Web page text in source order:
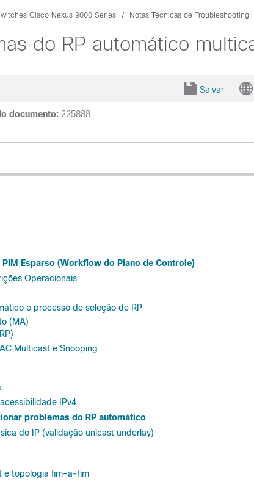
Cisco Nexus 9000 Series Notas Técnicas de Troubleshooting
do RP automático
Salvar
documento: 225888
Esparso (Workflow do Plano de Controle)
Operacionais
e processo de seleção de RP
(MA)
Multicast e Snooping
IPv4
problemas do RP automático
do IP (validação unicast underlay)
e topologia fim-a-fim